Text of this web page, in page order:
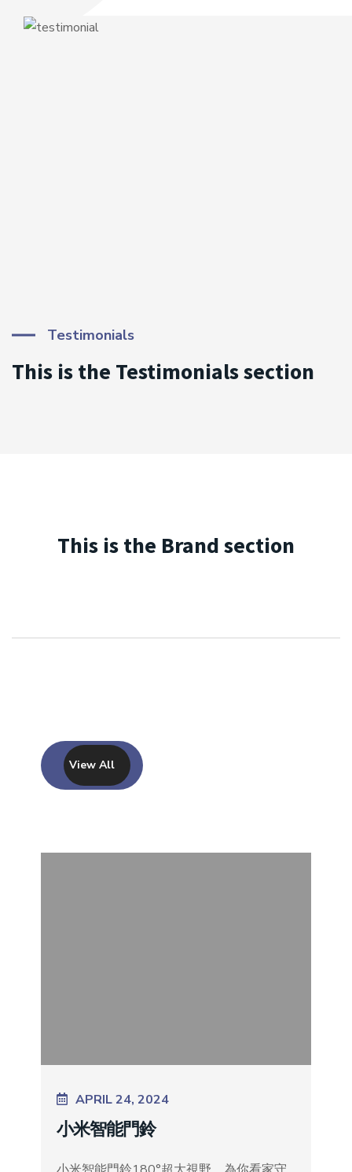
Testimonials
This is the Testimonials section
This is the Brand section
View All
APRIL 24, 2024
小米智能門鈴